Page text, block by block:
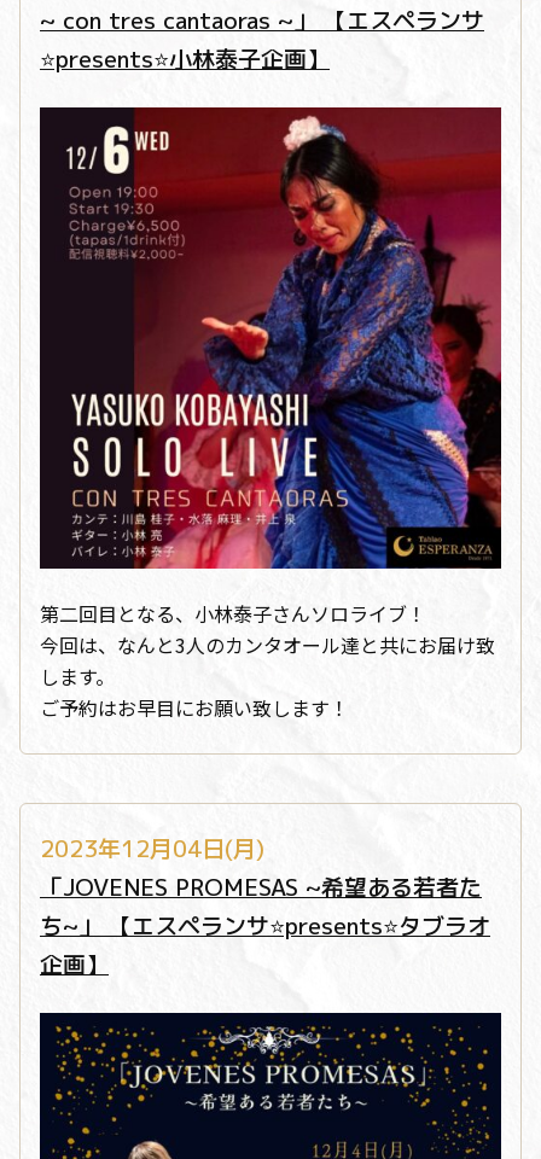
~ con tres cantaoras ~」 【エスペランサ
⭐️presents⭐️小林泰子企画】
第二回目となる、小林泰子さんソロライブ！
今回は、なんと3人のカンタオール達と共にお届け致
します。
ご予約はお早目にお願い致します！
2023年12月04日(月)
「JOVENES PROMESAS ~希望ある若者た
ち~」 【エスペランサ⭐️presents⭐️タブラオ
企画】